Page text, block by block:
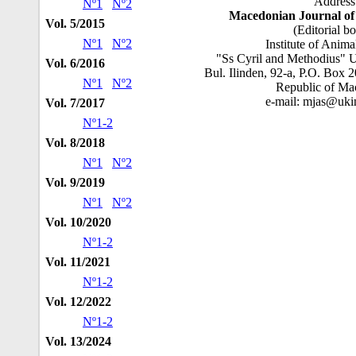
Nº1
Nº2
Vol. 5/2015
Nº1
Nº2
Vol. 6/2016
Nº1
Nº2
Vol. 7/2017
Nº1-2
Vol. 8/2018
Nº1
Nº2
Vol. 9/2019
Nº1
Nº2
Vol. 10/2020
Nº1-2
Vol. 11/2021
Nº1-2
Vol. 12/2022
Nº1-2
Vol. 13/2024
Macedonian Journal
(Editorial
Institute of
"Ss Cyril and Methodius"
Bul. Ilinden, 92-a, P.O. Box
Republic of
e-mail: